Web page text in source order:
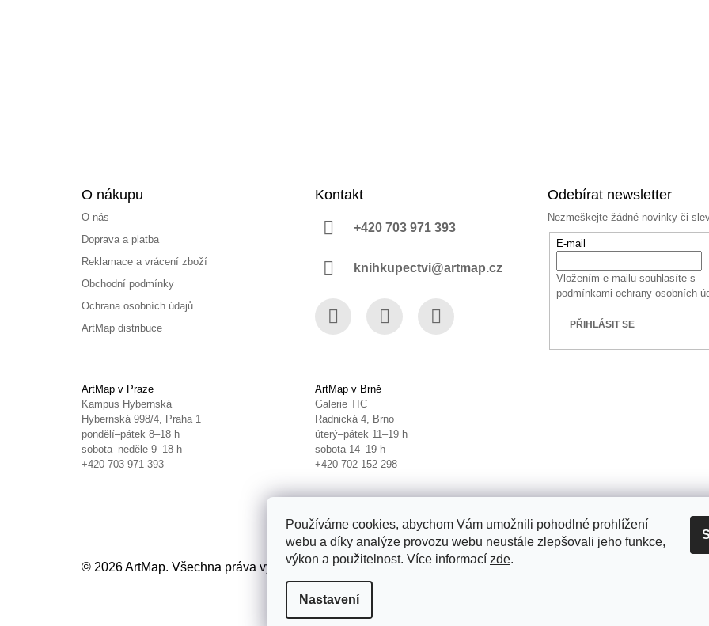
Používáme cookies, abychom Vám umožnili pohodlné prohlížení
webu a díky analýze provozu webu neustále zlepšovali jeho funkce,
výkon a použitelnost. Více informací zde.
Nastavení
O nákupu
O nás
Doprava a platba
Reklamace a vrácení zboží
Obchodní podmínky
Ochrana osobních údajů
ArtMap distribuce
Kontakt
+420 703 971 393
knihkupectvi@artmap.cz
Odebírat newsletter
Nezmeškejte žádné novinky či
E-mail
Vložením e-mailu souhlasíte s
podmínkami ochrany osobních
PŘIHLÁSIT SE
ArtMap v Praze
Kampus Hybernská
Hybernská 998/4, Praha 1
pondělí–pátek 8–18 h
sobota–neděle 9–18 h
+420 703 971 393
ArtMap v Brně
Galerie TIC
Radnická 4, Brno
úterý–pátek 11–19 h
sobota 14–19 h
+420 702 152 298
© 2026 ArtMap. Všechna práva vyhrazena.Upravit nastavení cookies